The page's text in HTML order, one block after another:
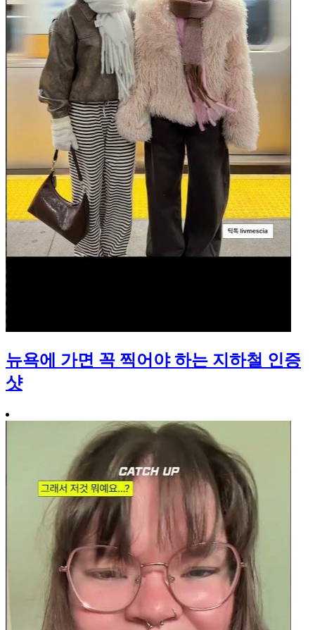
뉴욕에 가면 꼭 찍어야 하는 지하철 인증
샷